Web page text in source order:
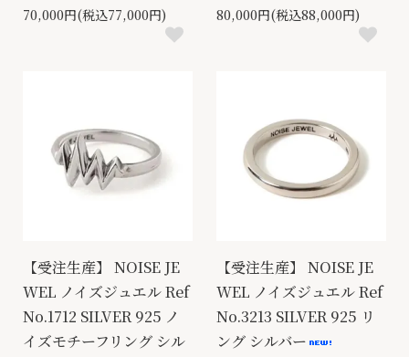
70,000円(税込77,000円) 80,000円(税込88,000円)
【受注生産】 NOISE JE
WEL ノイズジュエル Ref
No.1712 SILVER 925 ノ
イズモチーフリング シル
【受注生産】 NOISE JE
WEL ノイズジュエル Ref
No.3213 SILVER 925 リ
ング シルバー